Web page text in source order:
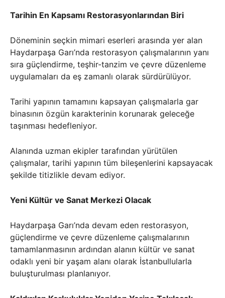
Tarihin En Kapsamı Restorasyonlarından Biri
Döneminin seçkin mimari eserleri arasında yer alan
Haydarpaşa Garı’nda restorasyon çalışmalarının yanı
sıra güçlendirme, teşhir-tanzim ve çevre düzenleme
uygulamaları da eş zamanlı olarak sürdürülüyor.
Tarihi yapının tamamını kapsayan çalışmalarla gar
binasının özgün karakterinin korunarak geleceğe
taşınması hedefleniyor.
Alanında uzman ekipler tarafından yürütülen
çalışmalar, tarihi yapının tüm bileşenlerini kapsayacak
şekilde titizlikle devam ediyor.
Yeni Kültür ve Sanat Merkezi Olacak
Haydarpaşa Garı’nda devam eden restorasyon,
güçlendirme ve çevre düzenleme çalışmalarının
tamamlanmasının ardından alanın kültür ve sanat
odaklı yeni bir yaşam alanı olarak İstanbullularla
buluşturulması planlanıyor.